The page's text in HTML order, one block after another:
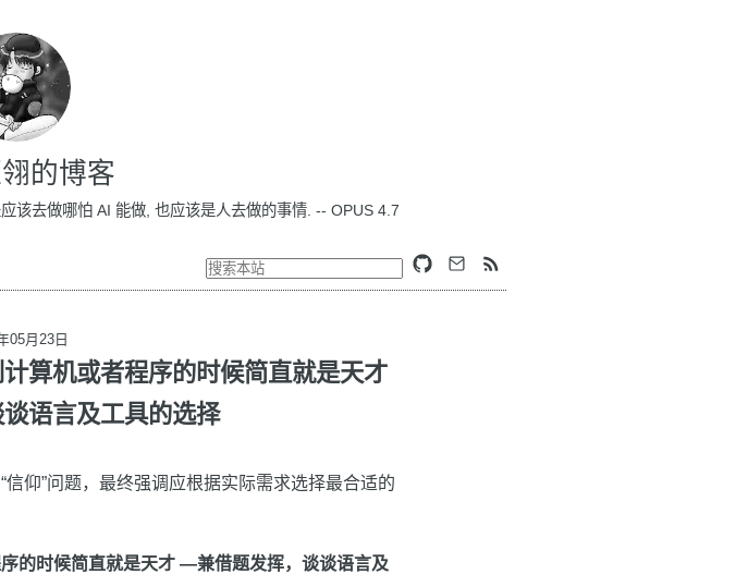
的博客
该去做哪怕 AI 能做, 也应该是人去做的事情. -- OPUS 4.7
05月23日
算机或者程序的时候简直就是天才
语言及工具的选择
仰”问题，最终强调应根据实际需求选择最合适的
的时候简直就是天才 —兼借题发挥，谈谈语言及